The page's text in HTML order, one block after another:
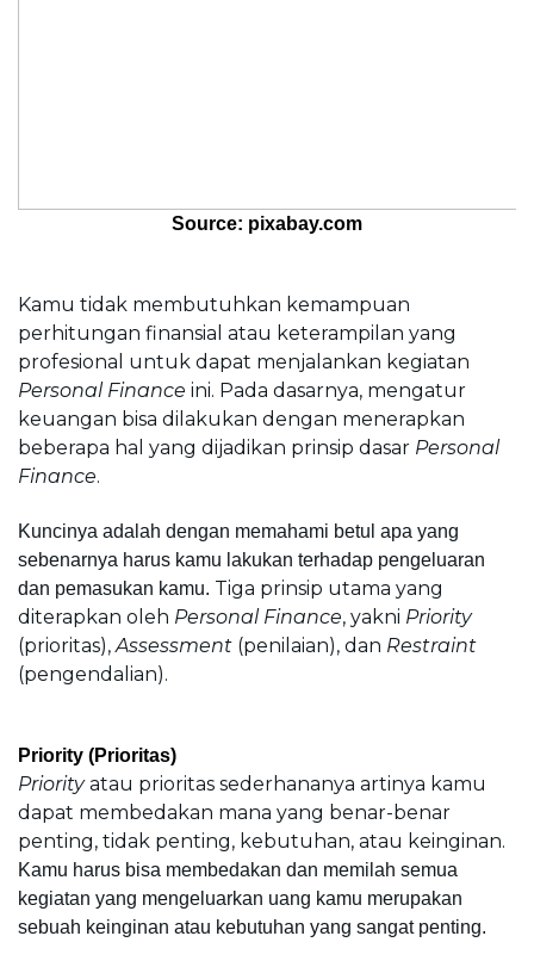
Source: pixabay.com
Kamu tidak membutuhkan kemampuan
perhitungan finansial atau keterampilan yang
profesional untuk dapat menjalankan kegiatan
Personal Finance ini. Pada dasarnya, mengatur
keuangan bisa dilakukan dengan menerapkan
beberapa hal yang dijadikan prinsip dasar Personal
Finance.
Kuncinya adalah dengan memahami betul apa yang
sebenarnya harus kamu lakukan terhadap pengeluaran
dan pemasukan kamu. Tiga prinsip utama yang
diterapkan oleh Personal Finance, yakni Priority
(prioritas), Assessment (penilaian), dan
(pengendalian).
Priority (Prioritas)
Priority atau prioritas sederhananya artinya kamu
dapat membedakan mana yang benar-benar
Kamu harus bisa membedakan dan memilah semua
kegiatan yang mengeluarkan uang kamu merupakan
sebuah keinginan atau kebutuhan yang sangat penting.